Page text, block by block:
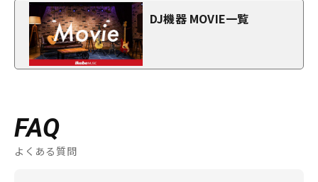
DJ機器 MOVIE一覧
FAQ
よくある質問